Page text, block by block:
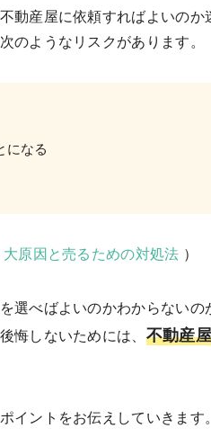
動産屋に依頼すればよいのか
のようなリスクがあります。
になる
原因と売るための対処法 ）
べばよいのかわからないの
悔しないためには、 不動産
イントをお伝えしていきます。